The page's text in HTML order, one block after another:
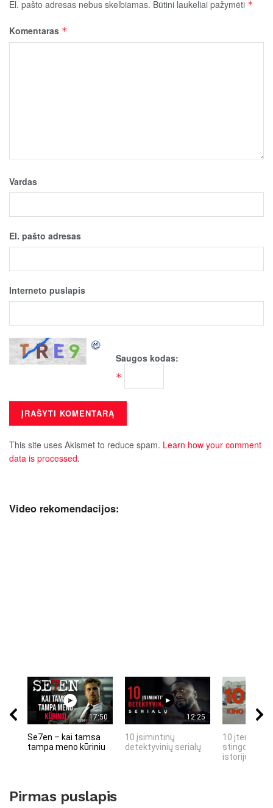
El. pašto adresas nebus skelbiamas. Būtini laukeliai pažymėti *
Komentaras *
Vardas
El. pašto adresas
Interneto puslapis
Saugos kodas:
*
This site uses Akismet to reduce spam. Learn how your comment
data is processed.
Video rekomendacijos:
17:50
Se7en – kai tamsa
tampa meno kūriniu
12:25
10 įsimintinų
detektyvinių serialų
10 įtemptų,
stingdančių
istorijų
Pirmas puslapis